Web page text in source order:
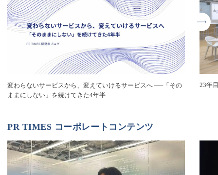
変わらないサービスから、変えていけるサービスへ ──「その
ままにしない」を続けてきた4年半
23年
PR TIMES コーポレートコンテンツ